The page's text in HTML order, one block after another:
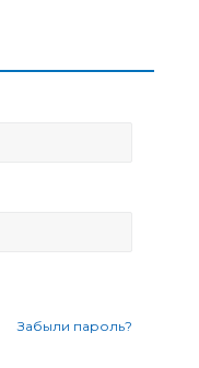
Забыли пароль?